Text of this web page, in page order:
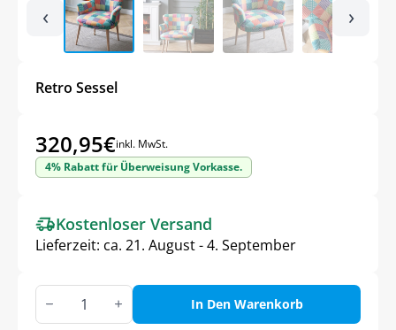
‹ ›
Retro Sessel
320,95€inkl. MwSt.
4% Rabatt für Überweisung Vorkasse.
Kostenloser Versand
Lieferzeit: ca. 21. August - 4. September
Retro
Sessel
Menge
In Den Warenkorb